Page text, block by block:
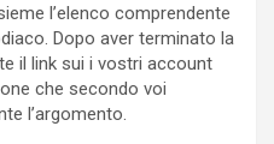
l’elenco comprendente
Dopo aver terminato la
il link sui i vostri account
che secondo voi
l’argomento.